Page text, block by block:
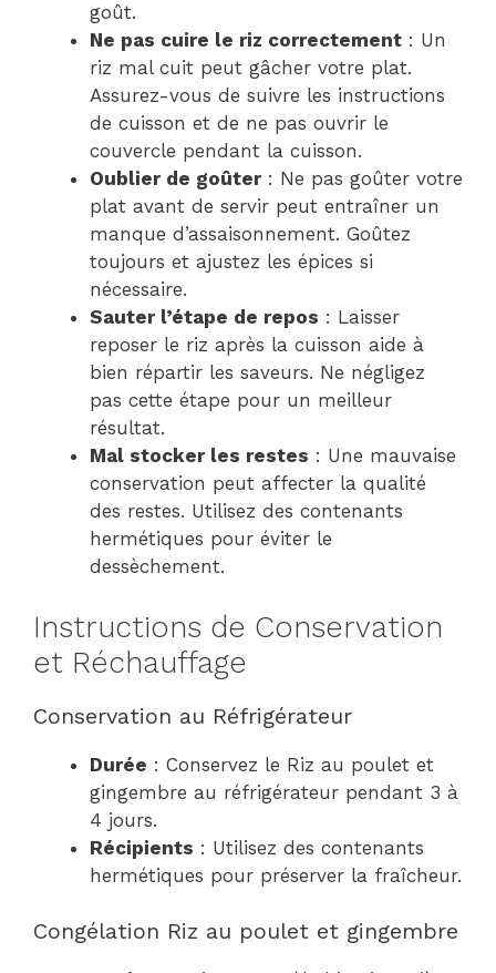
goût.
Ne pas cuire le riz correctement : Un
riz mal cuit peut gâcher votre plat.
Assurez-vous de suivre les instructions
de cuisson et de ne pas ouvrir le
couvercle pendant la cuisson.
Oublier de goûter: Ne pas goûter votre
plat avant de servir peut entraîner un
manque d’assaisonnement. Goûtez
toujours et ajustez les épices si
nécessaire.
Sauter l’étape de repos : Laisser
reposer le riz après la cuisson aide à
bien répartir les saveurs. Ne négligez
pas cette étape pour un meilleur
résultat.
Mal stocker les restes : Une mauvaise
conservation peut affecter la qualité
des restes. Utilisez des contenants
hermétiques pour éviter le
dessèchement.
Instructions de Conservation
et Réchauffage
Conservation au Réfrigérateur
Durée : Conservez le Riz au poulet et
gingembre au réfrigérateur pendant 3 à
4 jours.
Récipients : Utilisez des contenants
hermétiques pour préserver la fraîcheur.
Congélation Riz au poulet et gingembre